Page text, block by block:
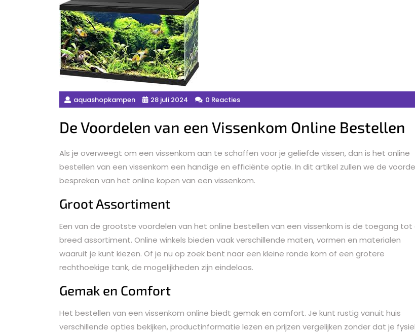
aquashopkampen 28 juli 2024 0 Reacties
De Voordelen van een Vissenkom Online Bestellen
Als je overweegt om een vissenkom aan te schaffen voor je geliefde vissen, dan is het online
bestellen van een vissenkom een handige en efficiënte optie. In dit artikel zullen we de
bespreken van het online kopen van een vissenkom.
Groot Assortiment
Een van de grootste voordelen van het online bestellen van een vissenkom is de toegang tot
breed assortiment. Online winkels bieden vaak verschillende maten, vormen en materialen
waaruit je kunt kiezen. Of je nu op zoek bent naar een kleine ronde kom of een grotere
rechthoekige tank, de mogelijkheden zijn eindeloos.
Gemak en Comfort
Het bestellen van een vissenkom online biedt gemak en comfort. Je kunt rustig vanuit huis
verschillende opties bekijken, productinformatie lezen en prijzen vergelijken zonder dat je